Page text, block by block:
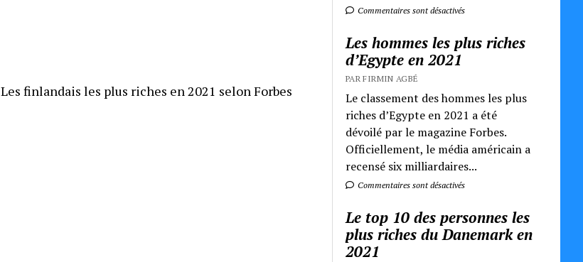
Les finlandais les plus riches en 2021 selon Forbes
Commentaires sont désactivés
Les hommes les plus riches
d’Egypte en 2021
PAR FIRMIN AGBÉ
Le classement des hommes les plus
riches d’Egypte en 2021 a été
dévoilé par le magazine Forbes.
Officiellement, le média américain a
recensé six milliardaires...
Commentaires sont désactivés
Le top 10 des personnes les
plus riches du Danemark en
2021